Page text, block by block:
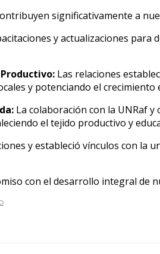
significativamente a
y actualizaciones
Las relaciones
y potenciando el crecimiento
La colaboración con la UNRaf
el tejido productivo y
y estableció vínculos con la
con el desarrollo integral de